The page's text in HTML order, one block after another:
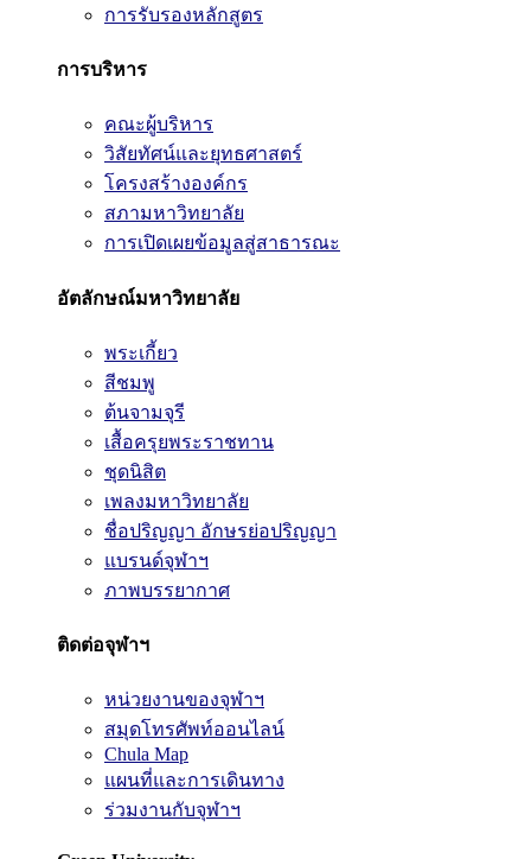
การรับรองหลักสูตร
การบริหาร
คณะผู้บริหาร
วิสัยทัศน์และยุทธศาสตร์
โครงสร้างองค์กร
สภามหาวิทยาลัย
การเปิดเผยข้อมูลสู่สาธารณะ
อัตลักษณ์มหาวิทยาลัย
พระเกี้ยว
สีชมพู
ต้นจามจุรี
เสื้อครุยพระราชทาน
ชุดนิสิต
เพลงมหาวิทยาลัย
ชื่อปริญญา อักษรย่อปริญญา
แบรนด์จุฬาฯ
ภาพบรรยากาศ
ติดต่อจุฬาฯ
หน่วยงานของจุฬาฯ
สมุดโทรศัพท์ออนไลน์
Chula Map
แผนที่และการเดินทาง
ร่วมงานกับจุฬาฯ